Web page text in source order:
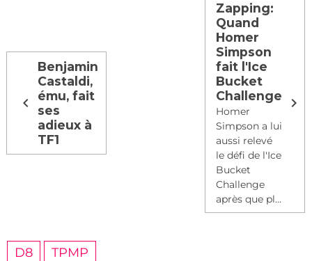
Benjamin
Castaldi,
ému, fait
ses
adieux à
TF1
Zapping:
Quand
Homer
Simpson
fait l'Ice
Bucket
Challenge
Homer
Simpson a lui
aussi relevé
le défi de l'Ice
Bucket
Challenge
après que pl...
D8 TPMP